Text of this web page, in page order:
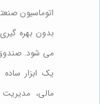
اتوماسیون
بدون بهره
می شود. صندوق
یک ابزار
مالی،